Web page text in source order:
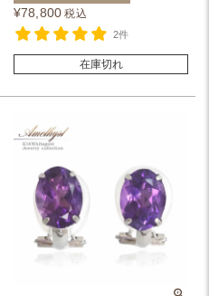
¥78,800 税込
2件
在庫切れ